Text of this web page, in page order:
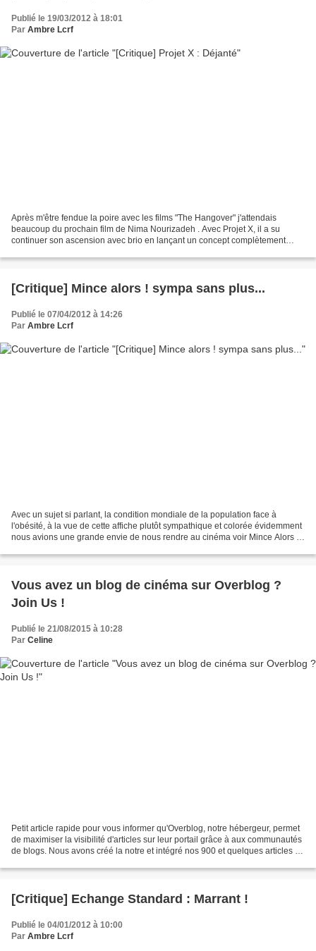
Publié le 19/03/2012 à 18:01
Par Ambre Lcrf
Après m'être fendue la poire avec les films "The Hangover" j'attendais
beaucoup du prochain film de Nima Nourizadeh . Avec Projet X, il a su
continuer son ascension avec brio en lançant un concept complètement
[Critique] Mince alors ! sympa sans plus...
Publié le 07/04/2012 à 14:26
Par Ambre Lcrf
Avec un sujet si parlant, la condition mondiale de la population face à
l'obésité, à la vue de cette affiche plutôt sympathique et colorée évidemment
nous avions une grande envie de nous rendre au cinéma voir Mince Alors !
Vous avez un blog de cinéma sur Overblog ?
Join Us !
Publié le 21/08/2015 à 10:28
Par Celine
Petit article rapide pour vous informer qu'Overblog, notre hébergeur, permet
de maximiser la visibilité d'articles sur leur portail grâce à aux communautés
de blogs. Nous avons créé la notre et intégré nos 900 et quelques articles !
[Critique] Echange Standard : Marrant !
Publié le 04/01/2012 à 10:00
Par Ambre Lcrf